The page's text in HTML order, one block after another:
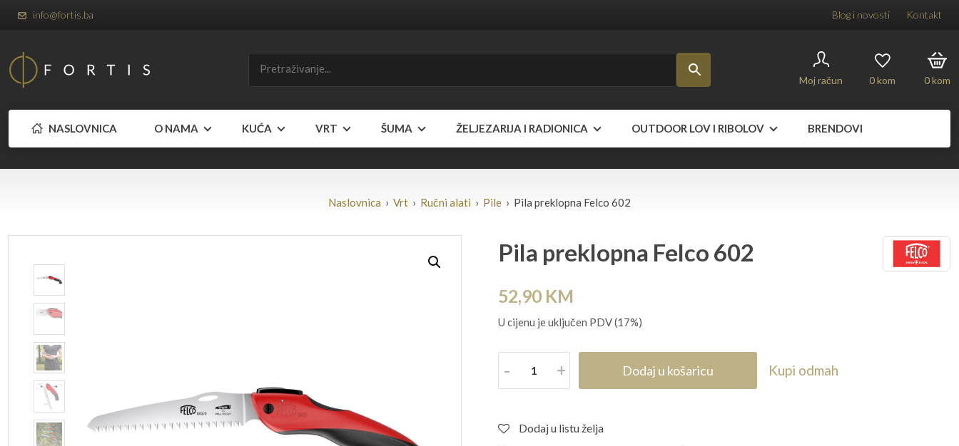
info@fortis.ba Blog i novosti Kontakt
Moj račun 0kom 0kom
NASLOVNICA O NAMA KUĆA VRT ŠUMA ŽELJEZARIJA I RADIONICA OUTDOOR LOV I RIBOLOV BRENDOVI
Naslovnica › Vrt › Ručni alati › Pile › Pila preklopna Felco 602
Pila preklopna Felco 602
52,90 KM
U cijenu je uključen PDV (17%)
Količina Dodaj u košaricu Kupi odmah
Dodaj u listu želja